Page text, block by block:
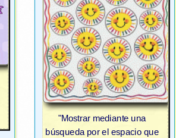
"Mostrar mediante una
búsqueda por el espacio que